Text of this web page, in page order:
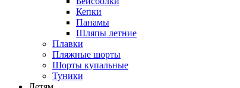
Кепки
Панамы
Шляпы летние
Плавки
Пляжные шорты
Шорты купальные
Туники